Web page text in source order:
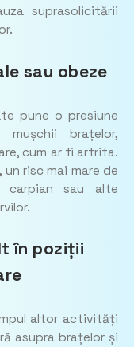
suprasolicitării
sau obeze
pune o presiune
brațelor,
cum ar fi artrita.
un risc mai mare de
carpian sau alte
în poziții
altor activități
asupra brațelor și